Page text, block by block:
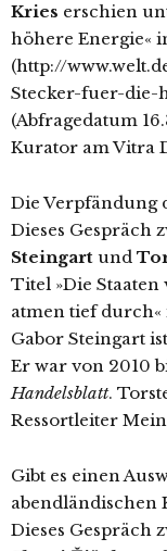
Kries erschien
höhere Energie«
(http://
Stecker-fuer-die-
(Abfragedatum
Kurator am Vitra
Die Verpfändung
Dieses Gespräch
Steingart und
Titel »Die
atmen tief
Gabor Steingart
Er war von 2010
Handelsblatt.
Ressortleiter
Gibt es einen
abendländischen
Dieses Gespräch